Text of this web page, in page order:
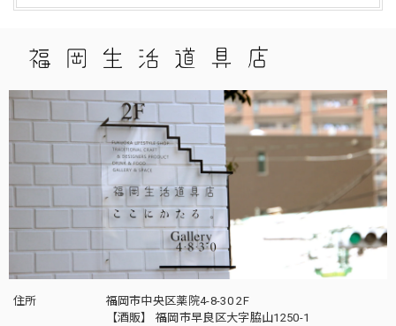
住所
福岡市中央区薬院4-8-30 2F
【酒販】 福岡市早良区大字脇山1250-1